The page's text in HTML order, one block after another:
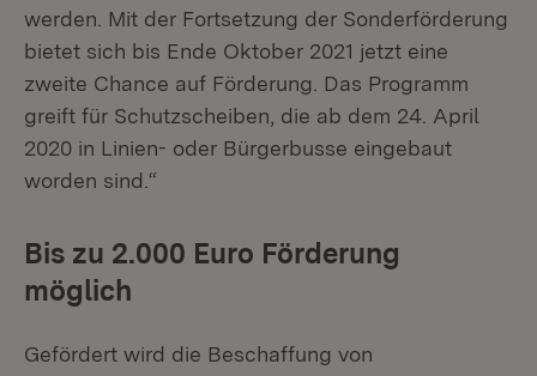
werden. Mit der Fortsetzung der Sonderförderung
bietet sich bis Ende Oktober 2021 jetzt eine
zweite Chance auf Förderung. Das Programm
greift für Schutzscheiben, die ab dem 24. April
2020 in Linien- oder Bürgerbusse eingebaut
worden sind.“
Bis zu 2.000 Euro Förderung
möglich
Gefördert wird die Beschaffung von